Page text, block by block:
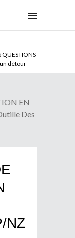
QUESTIONS
un détour
:
EN
Des
NZ